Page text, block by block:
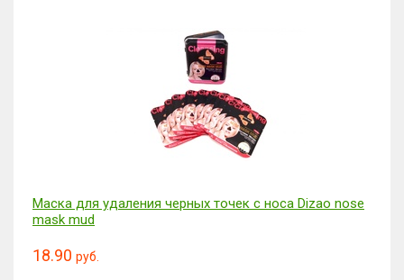
Маска для удаления черных точек с носа Dizao nose
mask mud
18.90 руб.